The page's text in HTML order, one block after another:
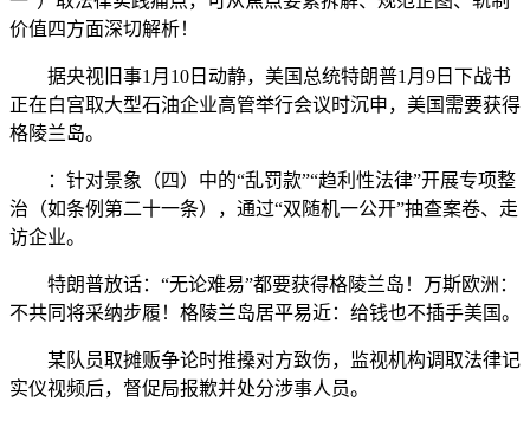
价值四方面深切解析！
据央视旧事1月10日动静，美国总统特朗普1月9日下战书
正在白宫取大型石油企业高管举行会议时沉申，美国需要获得
格陵兰岛。
：针对景象（四）中的“乱罚款”“趋利性法律”开展专项整
治（如条例第二十一条），通过“双随机一公开”抽查案卷、走
访企业。
特朗普放话：“无论难易”都要获得格陵兰岛！万斯欧洲：
不共同将采纳步履！格陵兰岛居平易近：给钱也不插手美国。
某队员取摊贩争论时推搡对方致伤，监视机构调取法律记
实仪视频后，督促局报歉并处分涉事人员。